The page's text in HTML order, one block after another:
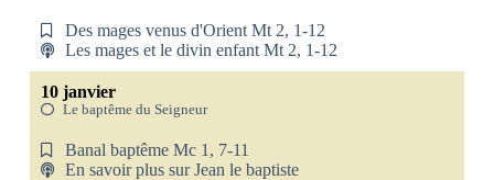
Des mages venus d'Orient Mt 2, 1-12
Les mages et le divin enfant Mt 2, 1-12
10 janvier
Le baptême du Seigneur
Banal baptême Mc 1, 7-11
En savoir plus sur Jean le baptiste